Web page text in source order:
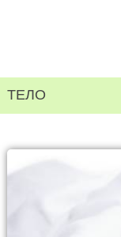
ТЕЛО